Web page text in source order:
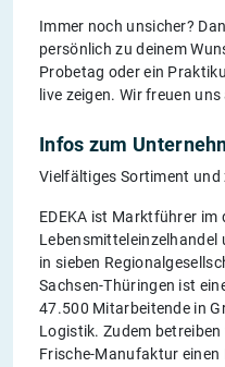
Immer noch unsicher?
persönlich zu deinem
Probetag oder ein
live zeigen. Wir freuen
Infos zum
Vielfältiges Sortiment und
EDEKA ist Marktführer im
Lebensmitteleinzelhandel
in sieben
Sachsen-Thüringen ist
47.500 Mitarbeitende in
Logistik. Zudem
Frische-Manufaktur einen